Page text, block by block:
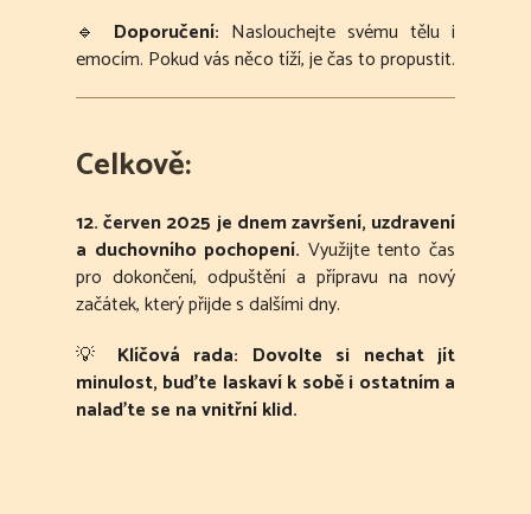
🔹 Doporučení: Naslouchejte svému tělu i
emocím. Pokud vás něco tíží, je čas to propustit.
Celkově:
12. červen 2025 je dnem završení, uzdravení
a duchovního pochopení. Využijte tento čas
pro dokončení, odpuštění a přípravu na nový
začátek, který přijde s dalšími dny.
💡 Klíčová rada: Dovolte si nechat jít
minulost, buďte laskaví k sobě i ostatním a
nalaďte se na vnitřní klid.